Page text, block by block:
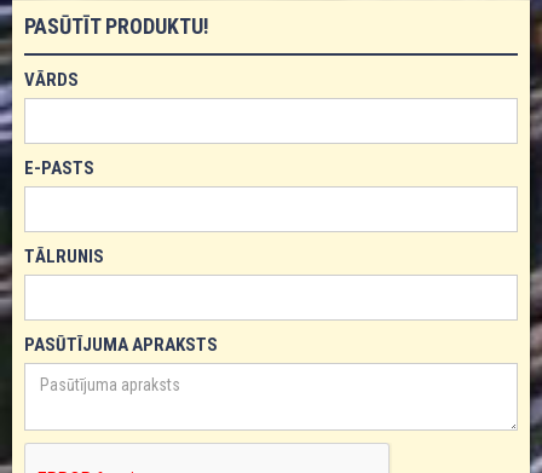
PASŪTĪT PRODUKTU!
VĀRDS
E-PASTS
TĀLRUNIS
PASŪTĪJUMA APRAKSTS